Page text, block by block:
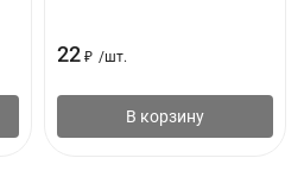
22 ₽ /шт.
В корзину